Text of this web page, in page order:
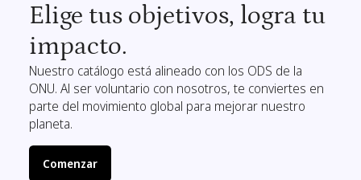
Elige tus objetivos, logra tu
impacto.
Nuestro catálogo está alineado con los ODS de la
ONU. Al ser voluntario con nosotros, te conviertes en
parte del movimiento global para mejorar nuestro
planeta.
Comenzar